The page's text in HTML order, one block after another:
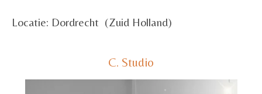
Locatie: Dordrecht (Zuid Holland)
C. Studio